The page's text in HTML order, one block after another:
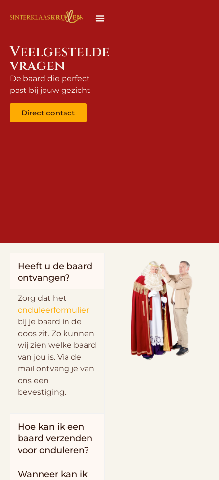
Veelgestelde
vragen
De baard die perfect
past bij jouw gezicht
Direct contact
Heeft u de baard
ontvangen?
Zorg dat het
onduleerformulier
bij je baard in de
doos zit. Zo kunnen
wij zien welke baard
van jou is. Via de
mail ontvang je van
ons een
bevestiging.
Hoe kan ik een
baard verzenden
voor onduleren?
Wanneer kan ik